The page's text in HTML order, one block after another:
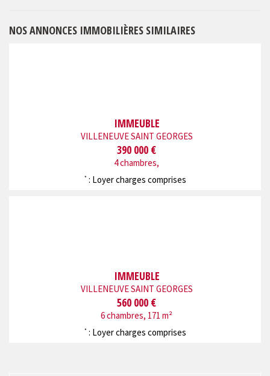
NOS ANNONCES IMMOBILIÈRES SIMILAIRES
IMMEUBLE
VILLENEUVE SAINT GEORGES
390 000 €
4 chambres,
* : Loyer charges comprises
IMMEUBLE
VILLENEUVE SAINT GEORGES
560 000 €
6 chambres, 171 m²
* : Loyer charges comprises